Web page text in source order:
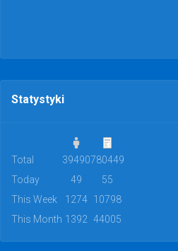
Statystyki
Total 39490780449
Today
49
55
This Week
1274 10798
This Month 1392 44005